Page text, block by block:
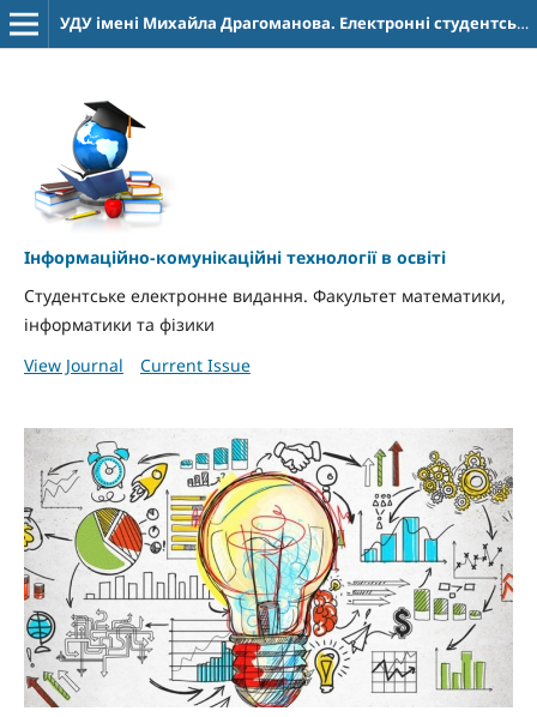
УДУ імені Михайла Драгоманова. Електронні студентські видання
Інформаційно-комунікаційні технології в освіті
Студентське електронне видання. Факультет математики,
інформатики та фізики
View Journal
Current Issue